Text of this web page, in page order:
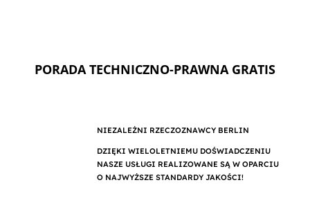
PORADA TECHNICZNO-PRAWNA GRATIS
NIEZALEŻNI RZECZOZNAWCY BERLIN
DZIĘKI WIELOLETNIEMU DOŚWIADCZENIU
NASZE USŁUGI REALIZOWANE SĄ W OPARCIU
O NAJWYŻSZE STANDARDY JAKOŚCI!